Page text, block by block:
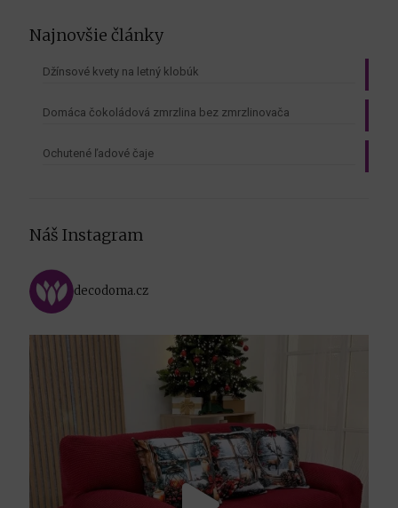
Najnovšie články
Džínsové kvety na letný klobúk
Domáca čokoládová zmrzlina bez zmrzlinovača
Ochutené ľadové čaje
Náš Instagram
decodoma.cz